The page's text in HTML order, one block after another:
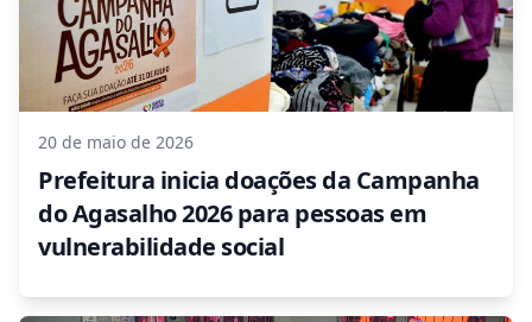
20 de maio de 2026
Prefeitura inicia doações da Campanha
do Agasalho 2026 para pessoas em
vulnerabilidade social